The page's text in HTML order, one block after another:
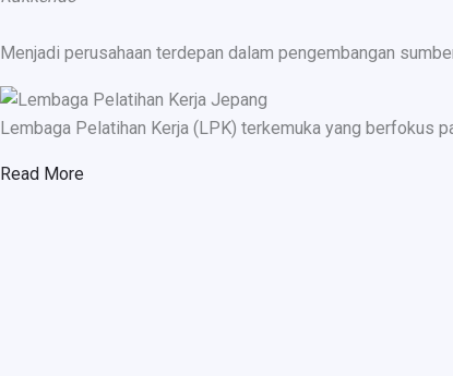
Menjadi perusahaan terdepan dalam pengembangan
Lembaga Pelatihan Kerja (LPK) terkemuka yang berfokus
Read More